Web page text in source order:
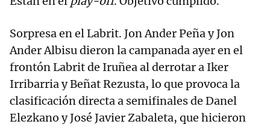
Sorpresa en el Labrit. Jon Ander Peña y Jon
Ander Albisu dieron la campanada ayer en el
frontón Labrit de Iruñea al derrotar a Iker
Irribarria y Beñat Rezusta, lo que provoca la
clasificación directa a semifinales de Danel
Elezkano y José Javier Zabaleta, que hicieron